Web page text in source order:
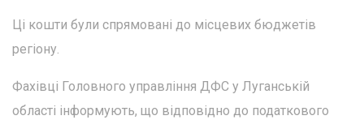
Ці кошти були спрямовані до місцевих бюджетів
регіону.
Фахівці Головного управління ДФС у Луганській
області інформують, що відповідно до податкового